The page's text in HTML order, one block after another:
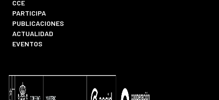
CCE
PARTICIPA
PUBLICACIONES
ACTUALIDAD
EVENTOS